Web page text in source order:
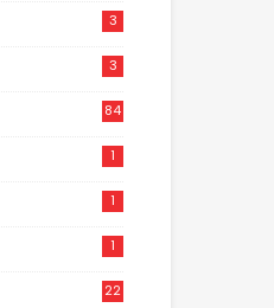
3
3
84
1
1
1
22